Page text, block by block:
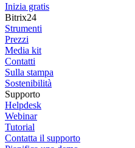
Inizia gratis
Bitrix24
Strumenti
Prezzi
Media kit
Contatti
Sulla stampa
Sostenibilità
Supporto
Helpdesk
Webinar
Tutorial
Contatta il supporto